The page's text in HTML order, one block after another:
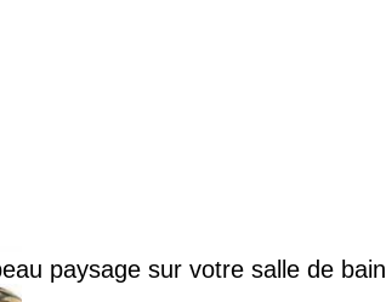
paysage sur votre salle de bain